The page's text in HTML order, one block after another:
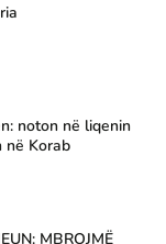
noton në liqenin
në Korab
MBROJMË